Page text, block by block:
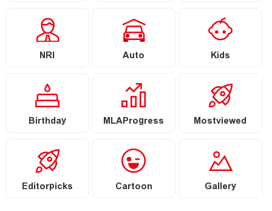
NRI Auto Kids
Birthday MLAProgress Mostviewed
Editorpicks Cartoon Gallery